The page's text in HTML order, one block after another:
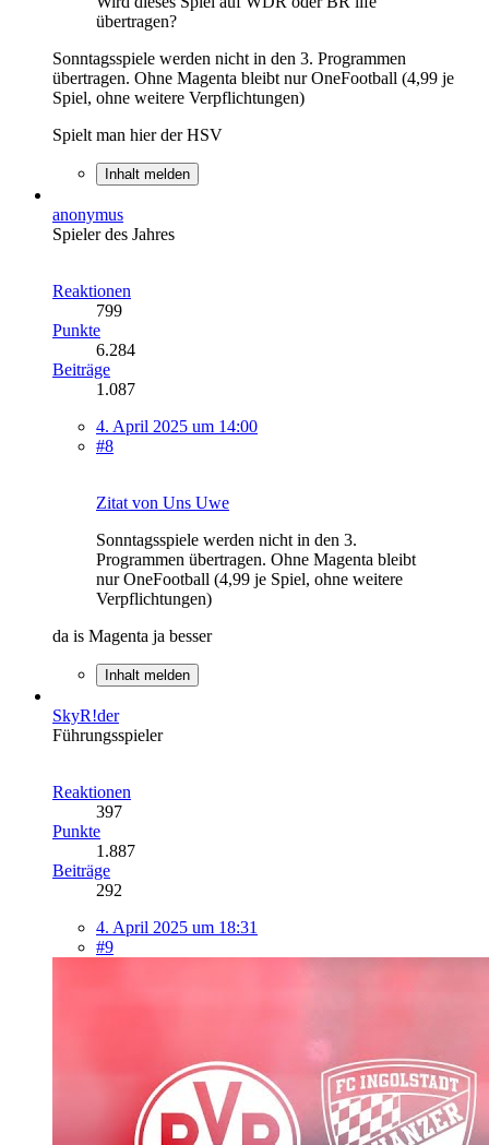
übertragen?
Sonntagsspiele werden nicht in den 3. Programmen
übertragen. Ohne Magenta bleibt nur OneFootball (4,99 je
Spiel, ohne weitere Verpflichtungen)
Spielt man hier der HSV
Inhalt melden
anonymus
Spieler des Jahres
Reaktionen
799
Punkte
6.284
Beiträge
1.087
4. April 2025 um 14:00
#8
Zitat von Uns Uwe
Sonntagsspiele werden nicht in den 3.
Programmen übertragen. Ohne Magenta bleibt
nur OneFootball (4,99 je Spiel, ohne weitere
Verpflichtungen)
da is Magenta ja besser
Inhalt melden
SkyR!der
Führungsspieler
Reaktionen
397
Punkte
1.887
Beiträge
292
4. April 2025 um 18:31
#9